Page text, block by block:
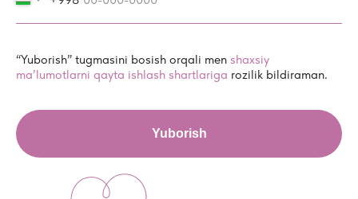
“Yuborish” tugmasini bosish orqali men shaxsiy
ma’lumotlarni qayta ishlash shartlariga rozilik bildiraman.
Yuborish